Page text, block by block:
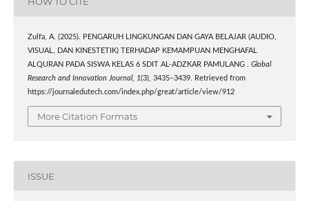
Zulfa, A. (2025). PENGARUH LINGKUNGAN DAN GAYA BELAJAR (AUDIO,
VISUAL, DAN KINESTETIK) TERHADAP KEMAMPUAN MENGHAFAL
ALQURAN PADA SISWA KELAS 6 SDIT AL-ADZKAR PAMULANG . Global
Research and Innovation Journal, 1(3), 3435–3439. Retrieved from
https://journaledutech.com/index.php/great/article/view/912
More Citation Formats
ISSUE